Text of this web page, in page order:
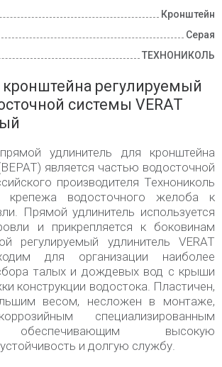
Кронштейн
Серая
ТЕХНОНИКОЛЬ
регулируемый
системы VERAT
удлинитель для кронштейна
является частью водосточной
производителя Технониколь
водосточного желоба к
Прямой удлинитель используется
и прикрепляется к боковинам
регулируемый удлинитель VERAT
для организации наиболее
талых и дождевых вод с крыши
конструкции водостока. Пластичен,
весом, несложен в монтаже,
специализированным
обеспечивающим высокую
и долгую службу.